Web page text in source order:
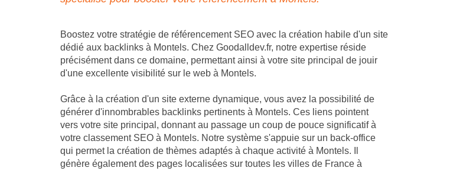
Boostez votre stratégie de référencement SEO avec la création habile d'un site
dédié aux backlinks à Montels. Chez Goodalldev.fr, notre expertise réside
précisément dans ce domaine, permettant ainsi à votre site principal de jouir
d'une excellente visibilité sur le web à Montels.
Grâce à la création d'un site externe dynamique, vous avez la possibilité de
générer d'innombrables backlinks pertinents à Montels. Ces liens pointent
vers votre site principal, donnant au passage un coup de pouce significatif à
votre classement SEO à Montels. Notre système s'appuie sur un back-office
qui permet la création de thèmes adaptés à chaque activité à Montels. Il
génère également des pages localisées sur toutes les villes de France à